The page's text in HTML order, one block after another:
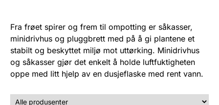
Fra frøet spirer og frem til ompotting er såkasser,
minidrivhus og pluggbrett med på å gi plantene et
stabilt og beskyttet miljø mot uttørking. Minidrivhus
og såkasser gjør det enkelt å holde luftfuktigheten
oppe med litt hjelp av en dusjeflaske med rent vann.